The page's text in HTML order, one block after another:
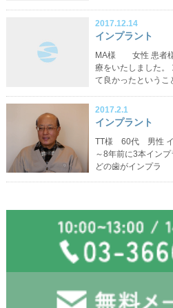
2017.12.14
インプラント
MA様 女性 患者様
療をいたしました。
て良かったというこ
2017.2.1
インプラント
TT様 60代 男性 イ
～8年前に3本イン
どの歯がインプラ